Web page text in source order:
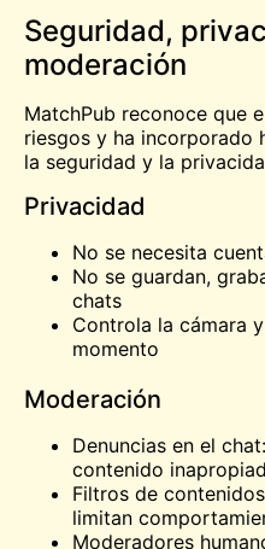
Seguridad,
moderación
MatchPub reconoce que
riesgos y ha incorporado
la seguridad y la
Privacidad
No se necesita
No se guardan,
chats
Controla la cámara
momento
Moderación
Denuncias en el
contenido
Filtros de
limitan
Moderadores